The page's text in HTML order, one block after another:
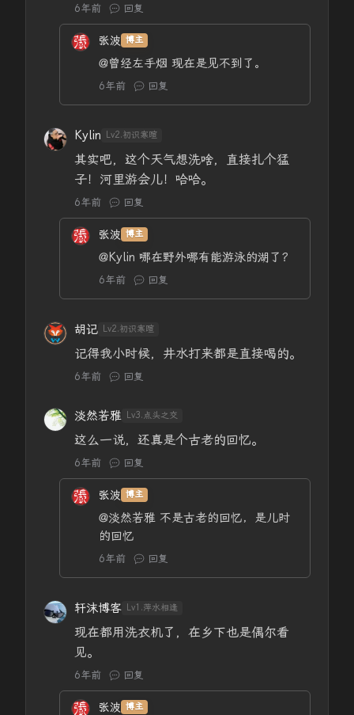
6年前 回复
张波 博主
@曾经左手烟 现在是见不到了。
6年前 回复
Kylin Lv2.初识寒暄
其实吧，这个天气想洗啥，直接扎个猛
子！河里游会儿！哈哈。
6年前 回复
张波 博主
@Kylin 哪在野外哪有能游泳的湖了？
6年前 回复
胡记 Lv2.初识寒暄
记得我小时候，井水打来都是直接喝的。
6年前 回复
淡然若雅 Lv3.点头之交
这么一说，还真是个古老的回忆。
6年前 回复
张波 博主
@淡然若雅 不是古老的回忆，是儿时
的回忆
6年前 回复
轩沫博客 Lv1.萍水相逢
现在都用洗衣机了，在乡下也是偶尔看
见。
6年前 回复
张波 博主